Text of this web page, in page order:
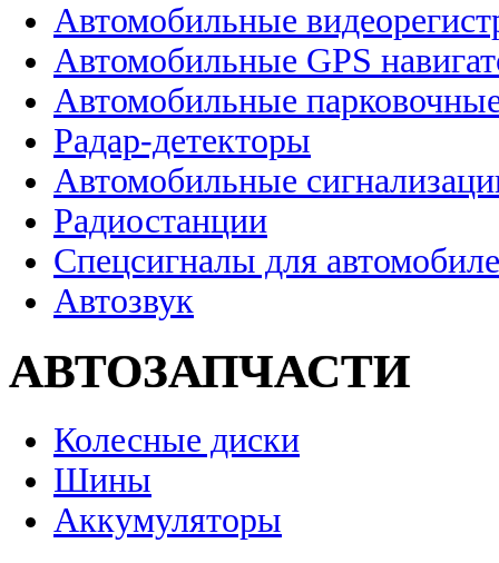
Автомобильные
Автомобильные GPS
Автомобильные
Радар-детекторы
Автомобильные
Радиостанции
Спецсигналы для
Автозвук
АВТОЗАПЧАСТИ
Колесные диски
Шины
Аккумуляторы